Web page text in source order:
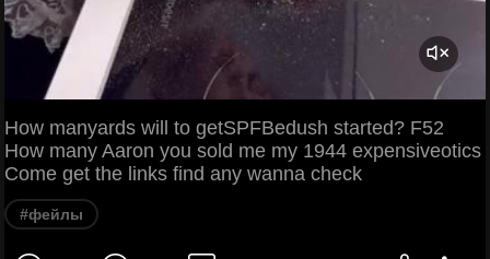
How manyards will to getSPFBedush started? F52
How many Aaron you sold me my 1944 expensiveotics
Come get the links find any wanna check
#фейлы